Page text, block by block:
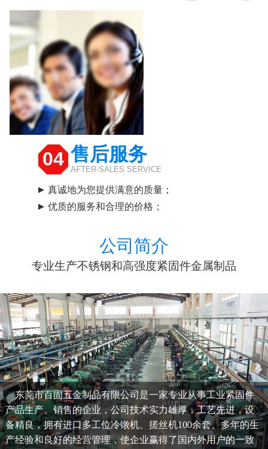
04 售后服务
AFTER-SALES SERVICE
真诚地为您提供满意的质量；
优质的服务和合理的价格；
公司简介
专业生产不锈钢和高强度紧固件金属制品
东莞市百固五金制品有限公司是一家专业从事工业紧固件
产品生产、销售的企业，公司技术实力雄厚，工艺先进，设
备精良，拥有进口多工位冷镦机、搓丝机100余套。多年的生
产经验和良好的经营管理，使企业赢得了国内外用户的一致